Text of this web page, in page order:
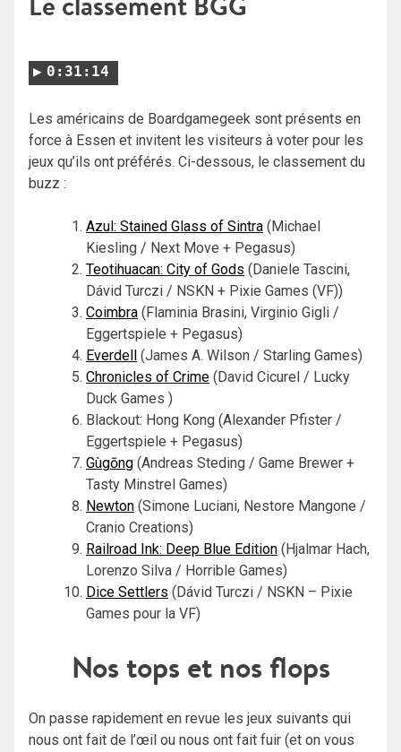
0:31:14
Les américains de Boardgamegeek sont présents en
force à Essen et invitent les visiteurs à voter pour les
jeux qu’ils ont préférés. Ci-dessous, le classement du
buzz :
Azul: Stained Glass of Sintra (Michael
Kiesling / Next Move + Pegasus)
Teotihuacan: City of Gods (Daniele Tascini,
Dávid Turczi / NSKN + Pixie Games (VF))
Coimbra (Flaminia Brasini, Virginio Gigli /
Eggertspiele + Pegasus)
Everdell (James A. Wilson / Starling Games)
Chronicles of Crime (David Cicurel / Lucky
Duck Games )
Blackout: Hong Kong (Alexander Pfister /
Eggertspiele + Pegasus)
Gùgōng (Andreas Steding / Game Brewer +
Tasty Minstrel Games)
Newton (Simone Luciani, Nestore Mangone /
Cranio Creations)
Railroad Ink: Deep Blue Edition (Hjalmar Hach,
Lorenzo Silva / Horrible Games)
Dice Settlers (Dávid Turczi / NSKN – Pixie
Games pour la VF)
Nos tops et nos flops
On passe rapidement en revue les jeux suivants qui
nous ont fait de l’œil ou nous ont fait fuir (et on vous